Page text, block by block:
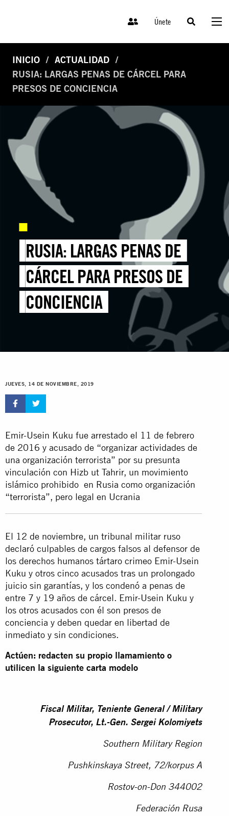
Únete
INICIO
ACTUALIDAD
RUSIA: LARGAS PENAS DE CÁRCEL PARA
PRESOS DE CONCIENCIA
RUSIA: LARGAS PENAS DE
CÁRCEL PARA PRESOS DE
CONCIENCIA
JUEVES, 14 DE NOVIEMBRE, 2019
Emir-Usein Kuku fue arrestado el 11 de febrero
de 2016 y acusado de “organizar actividades de
una organización terrorista” por su presunta
vinculación con Hizb ut Tahrir, un movimiento
islámico prohibido en Rusia como organización
“terrorista”, pero legal en Ucrania
El 12 de noviembre, un tribunal militar ruso
declaró culpables de cargos falsos al defensor de
los derechos humanos tártaro crimeo Emir-Usein
Kuku y otros cinco acusados tras un prolongado
juicio sin garantías, y los condenó a penas de
entre 7 y 19 años de cárcel. Emir-Usein Kuku y
los otros acusados con él son presos de
conciencia y deben quedar en libertad de
inmediato y sin condiciones.
Actúen: redacten su propio llamamiento o
utilicen la siguiente carta modelo
Fiscal Militar, Teniente General / Military
Prosecutor, Lt.-Gen. Sergei Kolomiyets
Southern Military Region
Pushkinskaya Street, 72/korpus A
Rostov-on-Don 344002
Federación Rusa